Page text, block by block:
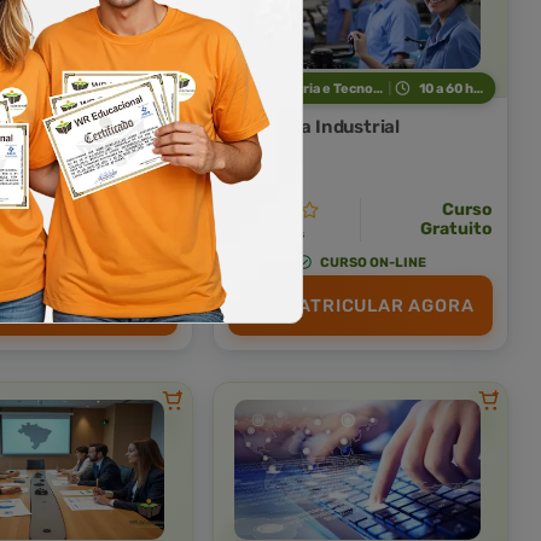
10 a 60 horas
de Manipulação
CURSO ON-LINE
AGORA
Indústria e Tecnologia 10 a 60 horas
Mecânica Industrial
Curso Livre
4,0 · Estrelas
Curso
Gratuito
CURSO ON-LINE
MATRICULAR AGORA